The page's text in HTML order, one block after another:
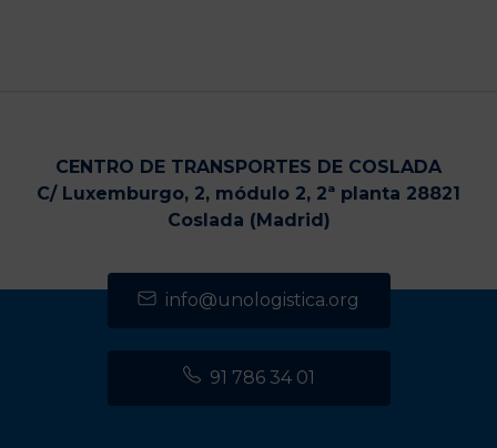
CENTRO DE TRANSPORTES DE COSLADA
C/ Luxemburgo, 2, módulo 2, 2ª planta 28821
Coslada (Madrid)
info@unologistica.org
91 786 34 01